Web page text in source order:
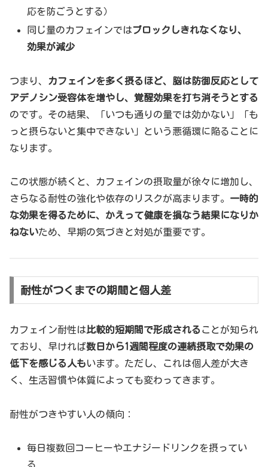
応を防ごうとする）
同じ量のカフェインではブロックしきれなくなり、
効果が減少
つまり、
カフェインを多く摂るほど、脳は防御反応として
アデノシン受容体を増やし、覚醒効果を打ち消そうとする
のです。その結果、「いつも通りの量では効かない」「も
っと摂らないと集中できない」という悪循環に陥ることに
なります。
この状態が続くと、カフェインの摂取量が徐々に増加し、
さらなる耐性の強化や依存のリスクが高まります。 一時的
な効果を得るために、かえって健康を損なう結果になりか
ねないため、早期の気づきと対処が重要です。
耐性がつくまでの期間と個人差
カフェイン耐性は 比較的短期間で形成される ことが知られ
ており、早ければ数日から1週間程度の連続摂取で効果の
低下を感じる人もいます。ただし、これは個人差が大き
く、生活習慣や体質によっても変わってきます。
耐性がつきやすい人の傾向：
毎日複数回コーヒーやエナジードリンクを摂ってい
る